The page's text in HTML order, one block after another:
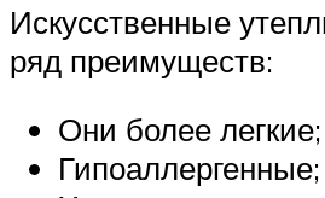
Искусственные
ряд преимуществ:
Они более легкие;
Гипоаллергенные;